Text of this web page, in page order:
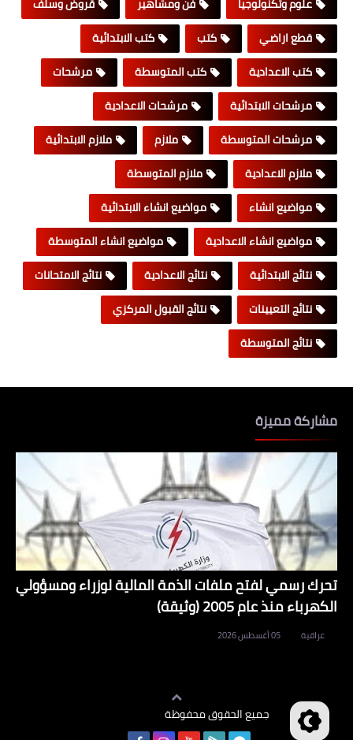
قطع اراضي
كتب
كتب الابتدائية
كتب الاعدادية
كتب المتوسطة
مرشحات
مرشحات الابتدائية
مرشحات الاعدادية
مرشحات المتوسطة
ملازم
ملازم الابتدائية
ملازم الاعدادية
ملازم المتوسطة
مواضيع انشاء
مواضيع انشاء الابتدائية
مواضيع انشاء الاعدادية
مواضيع انشاء المتوسطة
نتائج الابتدائية
نتائج الاعدادية
نتائج الامتحانات
نتائج التعيينات
نتائج القبول المركزي
نتائج المتوسطة
مشاركة مميزة
تحرك رسمي لفتح ملفات الذمة المالية لوزراء ومسؤولي
الكهرباء منذ عام 2005 (وثيقة)
عراقية 05 أغسطس 2026
جميع الحقوق محفوظة